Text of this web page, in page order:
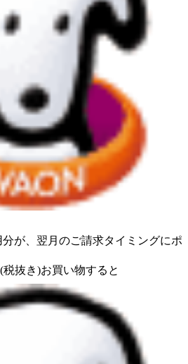
が、翌月のご請求タイミングにポ
(税抜き)お買い物すると